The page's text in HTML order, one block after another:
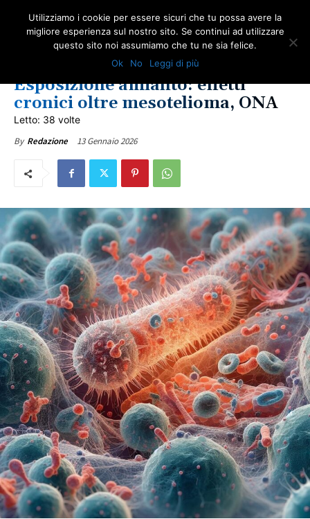
AMIANTO E SOCIETÀ
VITTIME DEL DOVERE
Esposizione amianto: effetti
cronici oltre mesotelioma, ONA
Letto: 38 volte
By Redazione 13 Gennaio 2026
Utilizziamo i cookie per essere sicuri che tu possa avere la
migliore esperienza sul nostro sito. Se continui ad utilizzare
questo sito noi assumiamo che tu ne sia felice.
Ok
No Leggi di più